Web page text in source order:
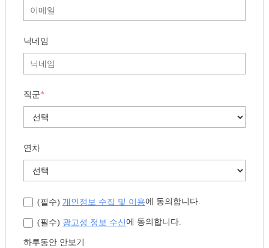
닉네임
직군*
연차
(필수) 개인정보 수집 및 이용에 동의합니다.
(필수) 광고성 정보 수신에 동의합니다.
하루동안 안보기